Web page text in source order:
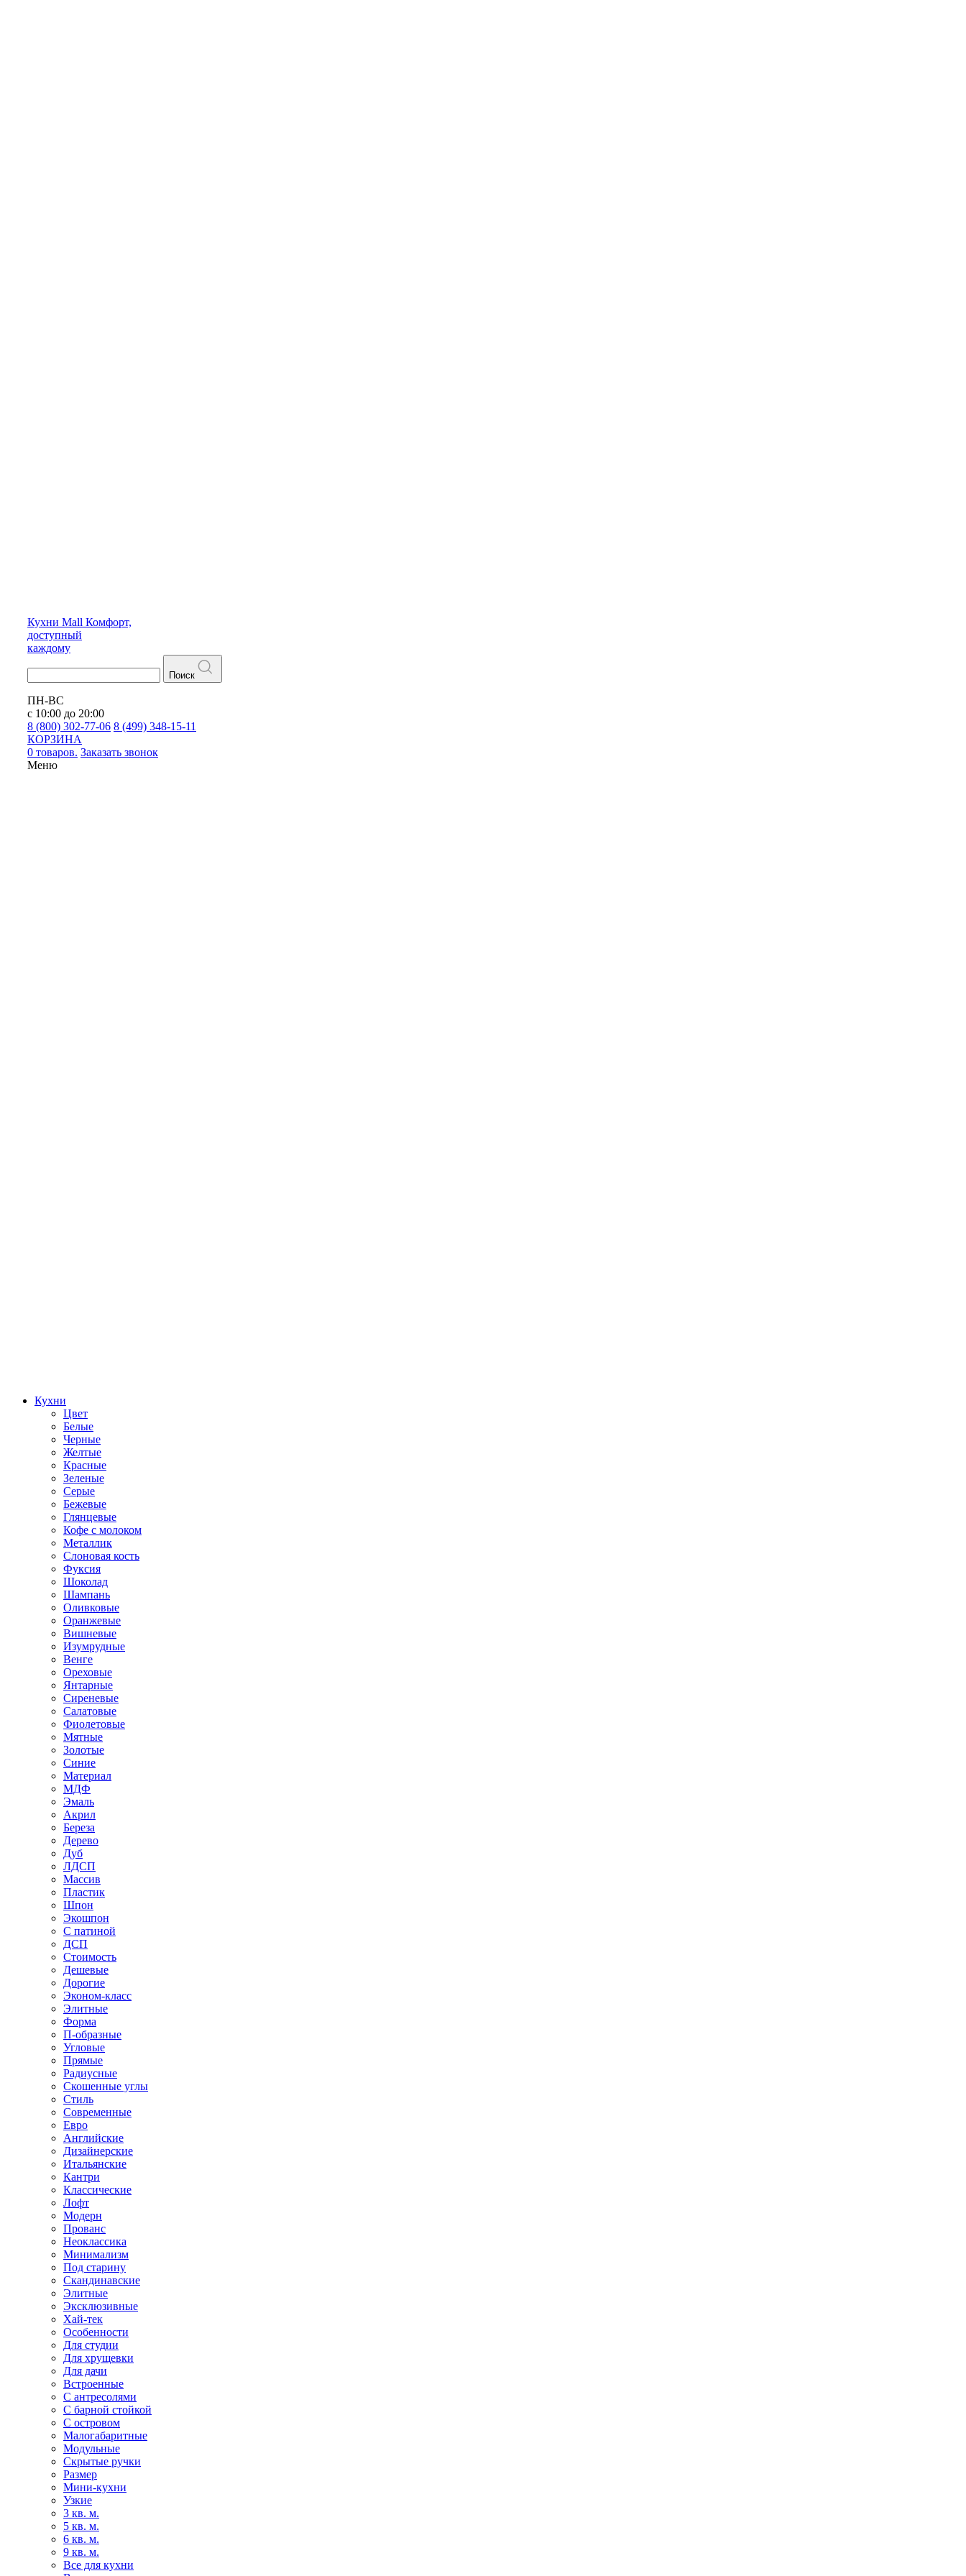
Кухни Mall Комфорт,
доступный
каждому
Поиск
ПН-ВС
с 10:00 до 20:00
8 (800) 302-77-06 8 (499) 348-15-11
КОРЗИНА
0 товаров. Заказать звонок
Меню
Кухни
Цвет
Белые
Черные
Желтые
Красные
Зеленые
Серые
Бежевые
Глянцевые
Кофе с молоком
Металлик
Слоновая кость
Фуксия
Шоколад
Шампань
Оливковые
Оранжевые
Вишневые
Изумрудные
Венге
Ореховые
Янтарные
Сиреневые
Салатовые
Фиолетовые
Мятные
Золотые
Синие
Материал
МДФ
Эмаль
Акрил
Береза
Дерево
Дуб
ЛДСП
Массив
Пластик
Шпон
Экошпон
С патиной
ДСП
Стоимость
Дешевые
Дорогие
Эконом-класс
Элитные
Форма
П-образные
Угловые
Прямые
Радиусные
Скошенные углы
Стиль
Современные
Евро
Английские
Дизайнерские
Итальянские
Кантри
Классические
Лофт
Модерн
Прованс
Неоклассика
Минимализм
Под старину
Скандинавские
Элитные
Эксклюзивные
Хай-тек
Особенности
Для студии
Для хрущевки
Для дачи
Встроенные
С антресолями
С барной стойкой
С островом
Малогабаритные
Модульные
Скрытые ручки
Размер
Мини-кухни
Узкие
3 кв. м.
5 кв. м.
6 кв. м.
9 кв. м.
Все для кухни